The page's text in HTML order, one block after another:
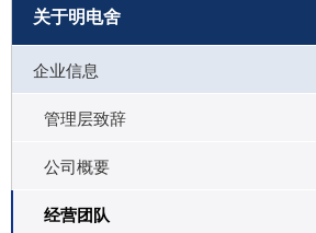
关于明电舍
企业信息
管理层致辞
公司概要
经营团队